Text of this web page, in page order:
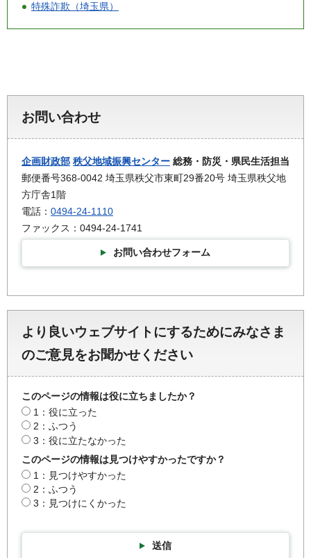
特殊詐欺（埼玉県）
お問い合わせ
企画財政部 秩父地域振興センター 総務・防災・県民生活担当
郵便番号368-0042 埼玉県秩父市東町29番20号 埼玉県秩父地
方庁舎1階
電話： 0494-24-1110
ファックス：0494-24-1741
お問い合わせフォーム
より良いウェブサイトにするためにみなさま
のご意見をお聞かせください
このページの情報は役に立ちましたか？
1：役に立った
2：ふつう
3：役に立たなかった
このページの情報は見つけやすかったですか？
1：見つけやすかった
2：ふつう
3：見つけにくかった
送信